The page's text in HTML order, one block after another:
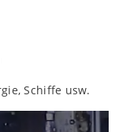
Schiffe usw.